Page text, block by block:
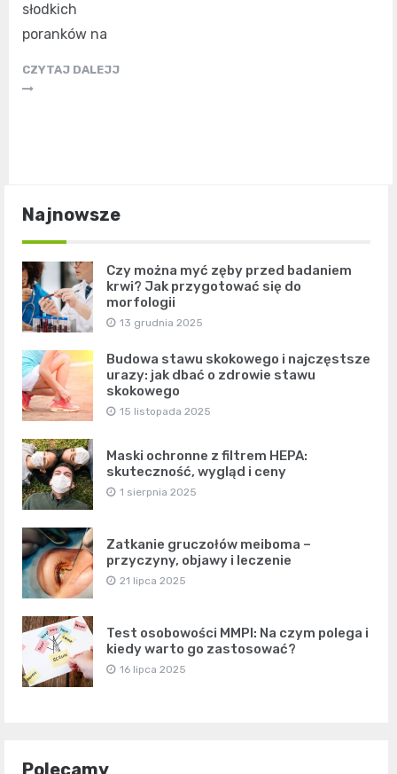
słodkich
poranków na
CZYTAJ DALEJJ
Najnowsze
Czy można myć zęby przed badaniem
krwi? Jak przygotować się do
morfologii
13 grudnia 2025
Budowa stawu skokowego i najczęstsze
urazy: jak dbać o zdrowie stawu
skokowego
15 listopada 2025
Maski ochronne z filtrem HEPA:
skuteczność, wygląd i ceny
1 sierpnia 2025
Zatkanie gruczołów meiboma –
przyczyny, objawy i leczenie
21 lipca 2025
Test osobowości MMPI: Na czym polega i
kiedy warto go zastosować?
16 lipca 2025